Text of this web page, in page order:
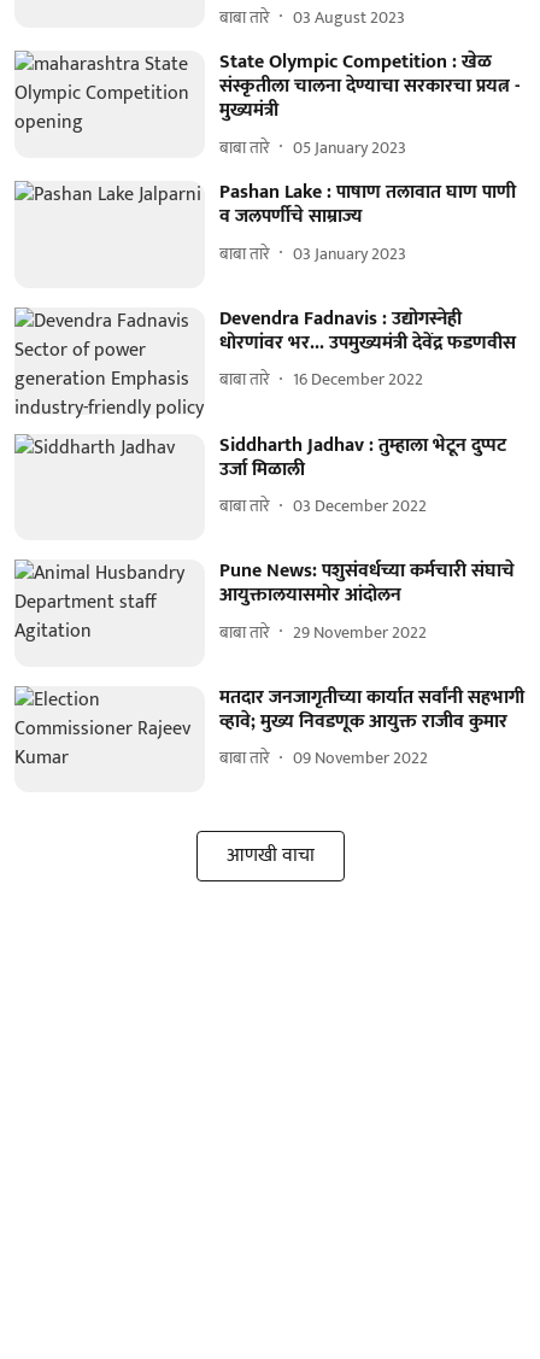
बाबा तारे 03 August 2023
State Olympic Competition : खेळ
संस्कृतीला चालना देण्याचा सरकारचा प्रयत्न -
मुख्यमंत्री
बाबा तारे 05 January 2023
Pashan Lake : पाषाण तलावात घाण पाणी
व जलपर्णीचे साम्राज्य
बाबा तारे 03 January 2023
Devendra Fadnavis : उद्योगस्नेही
धोरणांवर भर... उपमुख्यमंत्री देवेंद्र फडणवीस
बाबा तारे 16 December 2022
Siddharth Jadhav : तुम्हाला भेटून दुप्पट
उर्जा मिळाली
बाबा तारे 03 December 2022
Pune News: पशुसंवर्धच्या कर्मचारी संघाचे
आयुक्तालयासमोर आंदोलन
बाबा तारे 29 November 2022
मतदार जनजागृतीच्या कार्यात सर्वांनी सहभागी
व्हावे; मुख्य निवडणूक आयुक्त राजीव कुमार
बाबा तारे 09 November 2022
आणखी वाचा